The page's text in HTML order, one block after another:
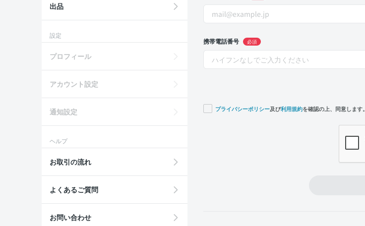
携帯電話番号 必須
プライバシーポリシー及び利用規約を確認の上、同意します。
出品
設定
プロフィール
アカウント設定
通知設定
ヘルプ
お取引の流れ
よくあるご質問
お問い合わせ